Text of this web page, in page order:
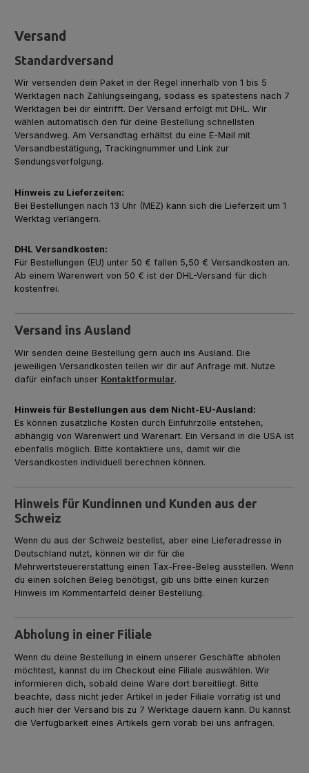
Versand
Standardversand
Wir versenden dein Paket in der Regel innerhalb von 1 bis 5
Werktagen nach Zahlungseingang, sodass es spätestens nach 7
Werktagen bei dir eintrifft. Der Versand erfolgt mit DHL. Wir
wählen automatisch den für deine Bestellung schnellsten
Versandweg. Am Versandtag erhältst du eine E-Mail mit
Versandbestätigung, Trackingnummer und Link zur
Sendungsverfolgung.
Hinweis zu Lieferzeiten:
Bei Bestellungen nach 13 Uhr (MEZ) kann sich die Lieferzeit um 1
Werktag verlängern.
DHL Versandkosten:
Für Bestellungen (EU) unter 50 € fallen 5,50 € Versandkosten an.
Ab einem Warenwert von 50 € ist der DHL-Versand für dich
kostenfrei.
Versand ins Ausland
Wir senden deine Bestellung gern auch ins Ausland. Die
jeweiligen Versandkosten teilen wir dir auf Anfrage mit. Nutze
dafür einfach unser Kontaktformular.
Hinweis für Bestellungen aus dem Nicht-EU-Ausland:
Es können zusätzliche Kosten durch Einfuhrzölle entstehen,
abhängig von Warenwert und Warenart. Ein Versand in die USA ist
ebenfalls möglich. Bitte kontaktiere uns, damit wir die
Versandkosten individuell berechnen können.
Hinweis für Kundinnen und Kunden aus der
Schweiz
Wenn du aus der Schweiz bestellst, aber eine Lieferadresse in
Deutschland nutzt, können wir dir für die
Mehrwertsteuererstattung einen Tax-Free-Beleg ausstellen. Wenn
du einen solchen Beleg benötigst, gib uns bitte einen kurzen
Hinweis im Kommentarfeld deiner Bestellung.
Abholung in einer Filiale
Wenn du deine Bestellung in einem unserer Geschäfte abholen
möchtest, kannst du im Checkout eine Filiale auswählen. Wir
informieren dich, sobald deine Ware dort bereitliegt. Bitte
beachte, dass nicht jeder Artikel in jeder Filiale vorrätig ist und
auch hier der Versand bis zu 7 Werktage dauern kann. Du kannst
die Verfügbarkeit eines Artikels gern vorab bei uns anfragen.